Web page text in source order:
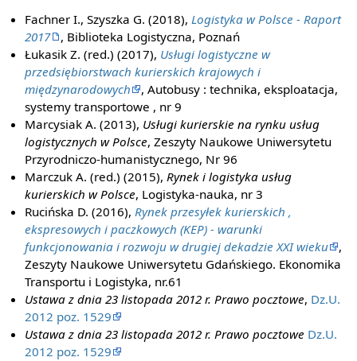
Fachner I., Szyszka G. (2018),Logistyka w Polsce - Raport
2017
, Biblioteka Logistyczna, Poznań
Łukasik Z. (red.) (2017), Usługi logistyczne w
przedsiębiorstwach kurierskich krajowych i
międzynarodowych
, Autobusy : technika, eksploatacja,
systemy transportowe , nr 9
Marcysiak A. (2013), Usługi kurierskie na rynku usług
logistycznych w Polsce, Zeszyty Naukowe Uniwersytetu
Przyrodniczo-humanistycznego, Nr 96
Marczuk A. (red.) (2015),Rynek i logistyka usług
kurierskich w Polsce, Logistyka-nauka, nr 3
Rucińska D. (2016),Rynek przesyłek kurierskich ,
ekspresowych i paczkowych (KEP) - warunki
funkcjonowania i rozwoju w drugiej dekadzie XXI wieku
,
Zeszyty Naukowe Uniwersytetu Gdańskiego. Ekonomika
Transportu i Logistyka, nr.61
Ustawa z dnia 23 listopada 2012 r. Prawo pocztowe, Dz.U.
2012 poz. 1529
Ustawa z dnia 23 listopada 2012 r. Prawo pocztowe Dz.U.
2012 poz. 1529